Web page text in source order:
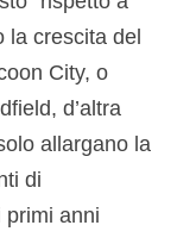
la crescita del
City, o
d’altra
allargano la
di
primi anni